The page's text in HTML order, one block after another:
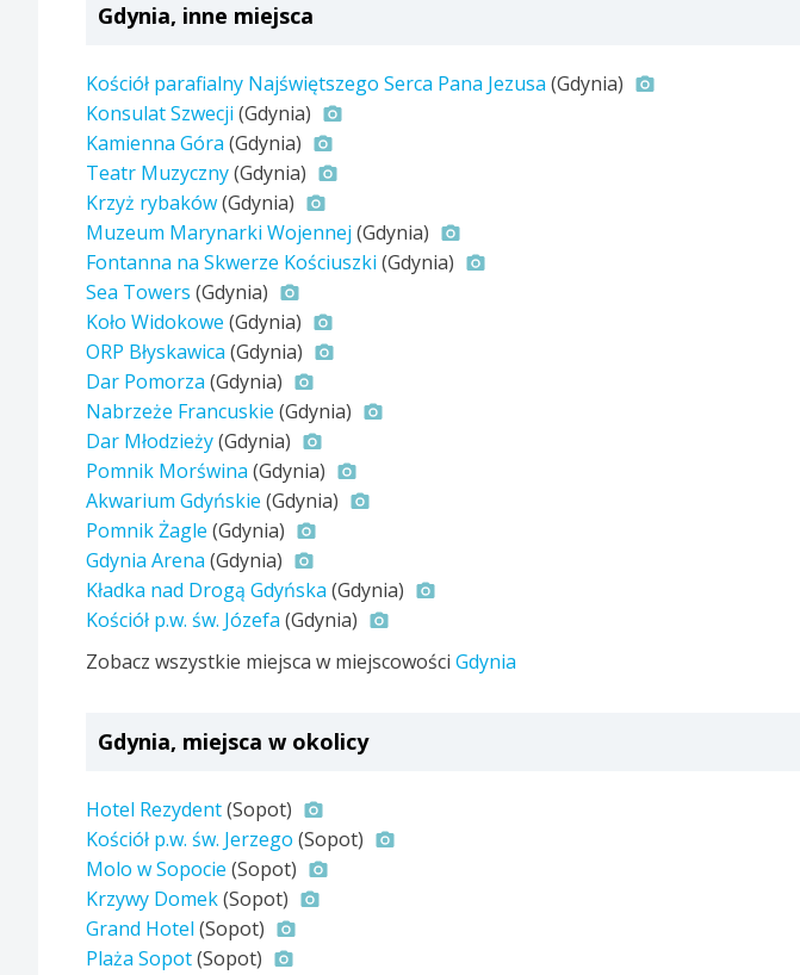
Gdynia, inne miejsca
Kościół parafialny Najświętszego Serca Pana Jezusa (Gdynia)
Konsulat Szwecji (Gdynia)
Kamienna Góra (Gdynia)
Teatr Muzyczny(Gdynia)
Krzyż rybaków(Gdynia)
Muzeum Marynarki Wojennej (Gdynia)
Fontanna na Skwerze Kościuszki (Gdynia)
Sea Towers (Gdynia)
Koło Widokowe (Gdynia)
ORP Błyskawica (Gdynia)
Dar Pomorza (Gdynia)
Nabrzeże Francuskie (Gdynia)
Dar Młodzieży(Gdynia)
Pomnik Morświna (Gdynia)
Akwarium Gdyńskie (Gdynia)
Pomnik Żagle (Gdynia)
Gdynia Arena (Gdynia)
Kładka nad Drogą Gdyńska (Gdynia)
Kościół p.w. św. Józefa (Gdynia)
Zobacz wszystkie miejsca w miejscowości Gdynia
Gdynia, miejsca w okolicy
Hotel Rezydent(Sopot)
Kościół p.w. św. Jerzego (Sopot)
Molo w Sopocie (Sopot)
Krzywy Domek(Sopot)
Grand Hotel (Sopot)
Plaża Sopot(Sopot)